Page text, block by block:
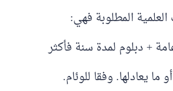
المطلوبة فهي:
+ دبلوم لمدة سنة فأكثر
يعادلها. وفقا للوئام.